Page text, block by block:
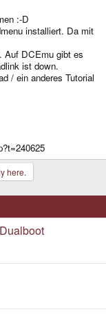
:-D
installiert. Da mit
Auf DCEmu gibt es
ist down.
/ ein anderes Tutorial
here.